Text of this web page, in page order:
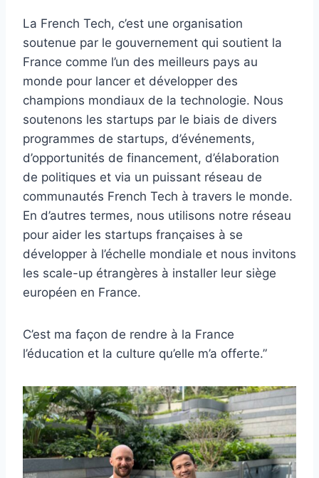
La French Tech, c’est une organisation
soutenue par le gouvernement qui soutient la
France comme l’un des meilleurs pays au
monde pour lancer et développer des
champions mondiaux de la technologie. Nous
soutenons les startups par le biais de divers
programmes de startups, d’événements,
d’opportunités de financement, d’élaboration
de politiques et via un puissant réseau de
communautés French Tech à travers le monde.
En d’autres termes, nous utilisons notre réseau
pour aider les startups françaises à se
développer à l’échelle mondiale et nous invitons
les scale-up étrangères à installer leur siège
européen en France.
C’est ma façon de rendre à la France
l’éducation et la culture qu’elle m’a offerte.”